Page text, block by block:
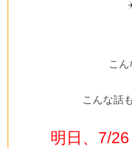
こ
こんな話
明日、7/26